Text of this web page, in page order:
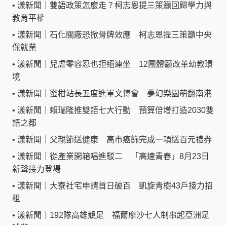
• 漾新聞｜雙語政策怎麼走？柯志恩提三策籲回歸學力與
教育平權
• 漾新聞｜石化關廠恐掀骨牌效應 柯志恩提三策籲中央
保就業
• 漾新聞｜兒虐零容忍也拒絕連坐 12團體籲改革幼教環
境
• 漾新聞｜蜜柑站長五度進軍文博會 夢幻樂園萌翻南港
• 漾新聞｜賴瑞隆推雙語七大行動 預算倍增打造2030雙
語之都
• 漾新聞｜父親節送健康 高市癌篩完成一項送百元禮券
• 漾新聞｜從產業開箱唱進駁二 「高速青春」8月23日
新聲接力登場
• 漾新聞｜大寮社宅申請首日破百 凱旋青樹43戶接力招
租
• 漾新聞｜192隊高雄競足 福爾摩沙七人制串起亞洲足